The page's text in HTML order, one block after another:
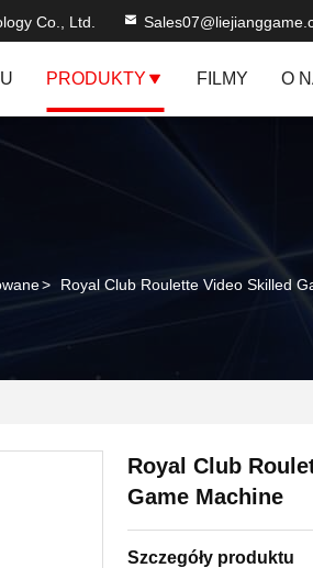
Co., Ltd.
PRODUKTY FILMY O
> Royal Club Roulette Video Skilled
Royal Club
Game Machine
Szczegóły produktu